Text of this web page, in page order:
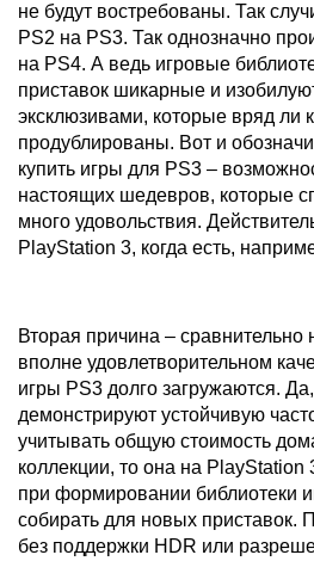
не будут востребованы. Так
PS2 на PS3. Так однозначно
на PS4. А ведь игровые
приставок шикарные и
эксклюзивами, которые вряд ли
продублированы. Вот и
купить игры для PS3 –
настоящих шедевров, которые
много удовольствия.
PlayStation 3, когда есть,
Вторая причина – сравнительно
вполне удовлетворительном
игры PS3 долго загружаются.
демонстрируют устойчивую
учитывать общую стоимость
коллекции, то она на
при формировании библиотеки
собирать для новых приставок.
без поддержки HDR или